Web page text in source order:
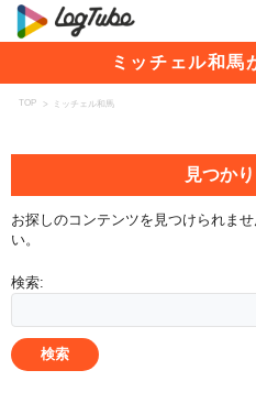
ミッチェル和馬
TOP > ミッチェル和馬
見つか
お探しのコンテンツを見つけられま
い。
検索: